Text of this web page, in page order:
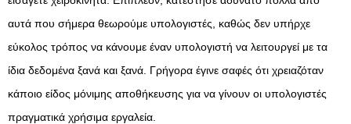
αυτά που σήμερα θεωρούμε υπολογιστές, καθώς δεν υπήρχε
εύκολος τρόπος να κάνουμε έναν υπολογιστή να λειτουργεί με τα
ίδια δεδομένα ξανά και ξανά. Γρήγορα έγινε σαφές ότι χρειαζόταν
κάποιο είδος μόνιμης αποθήκευσης για να γίνουν οι υπολογιστές
πραγματικά χρήσιμα εργαλεία.